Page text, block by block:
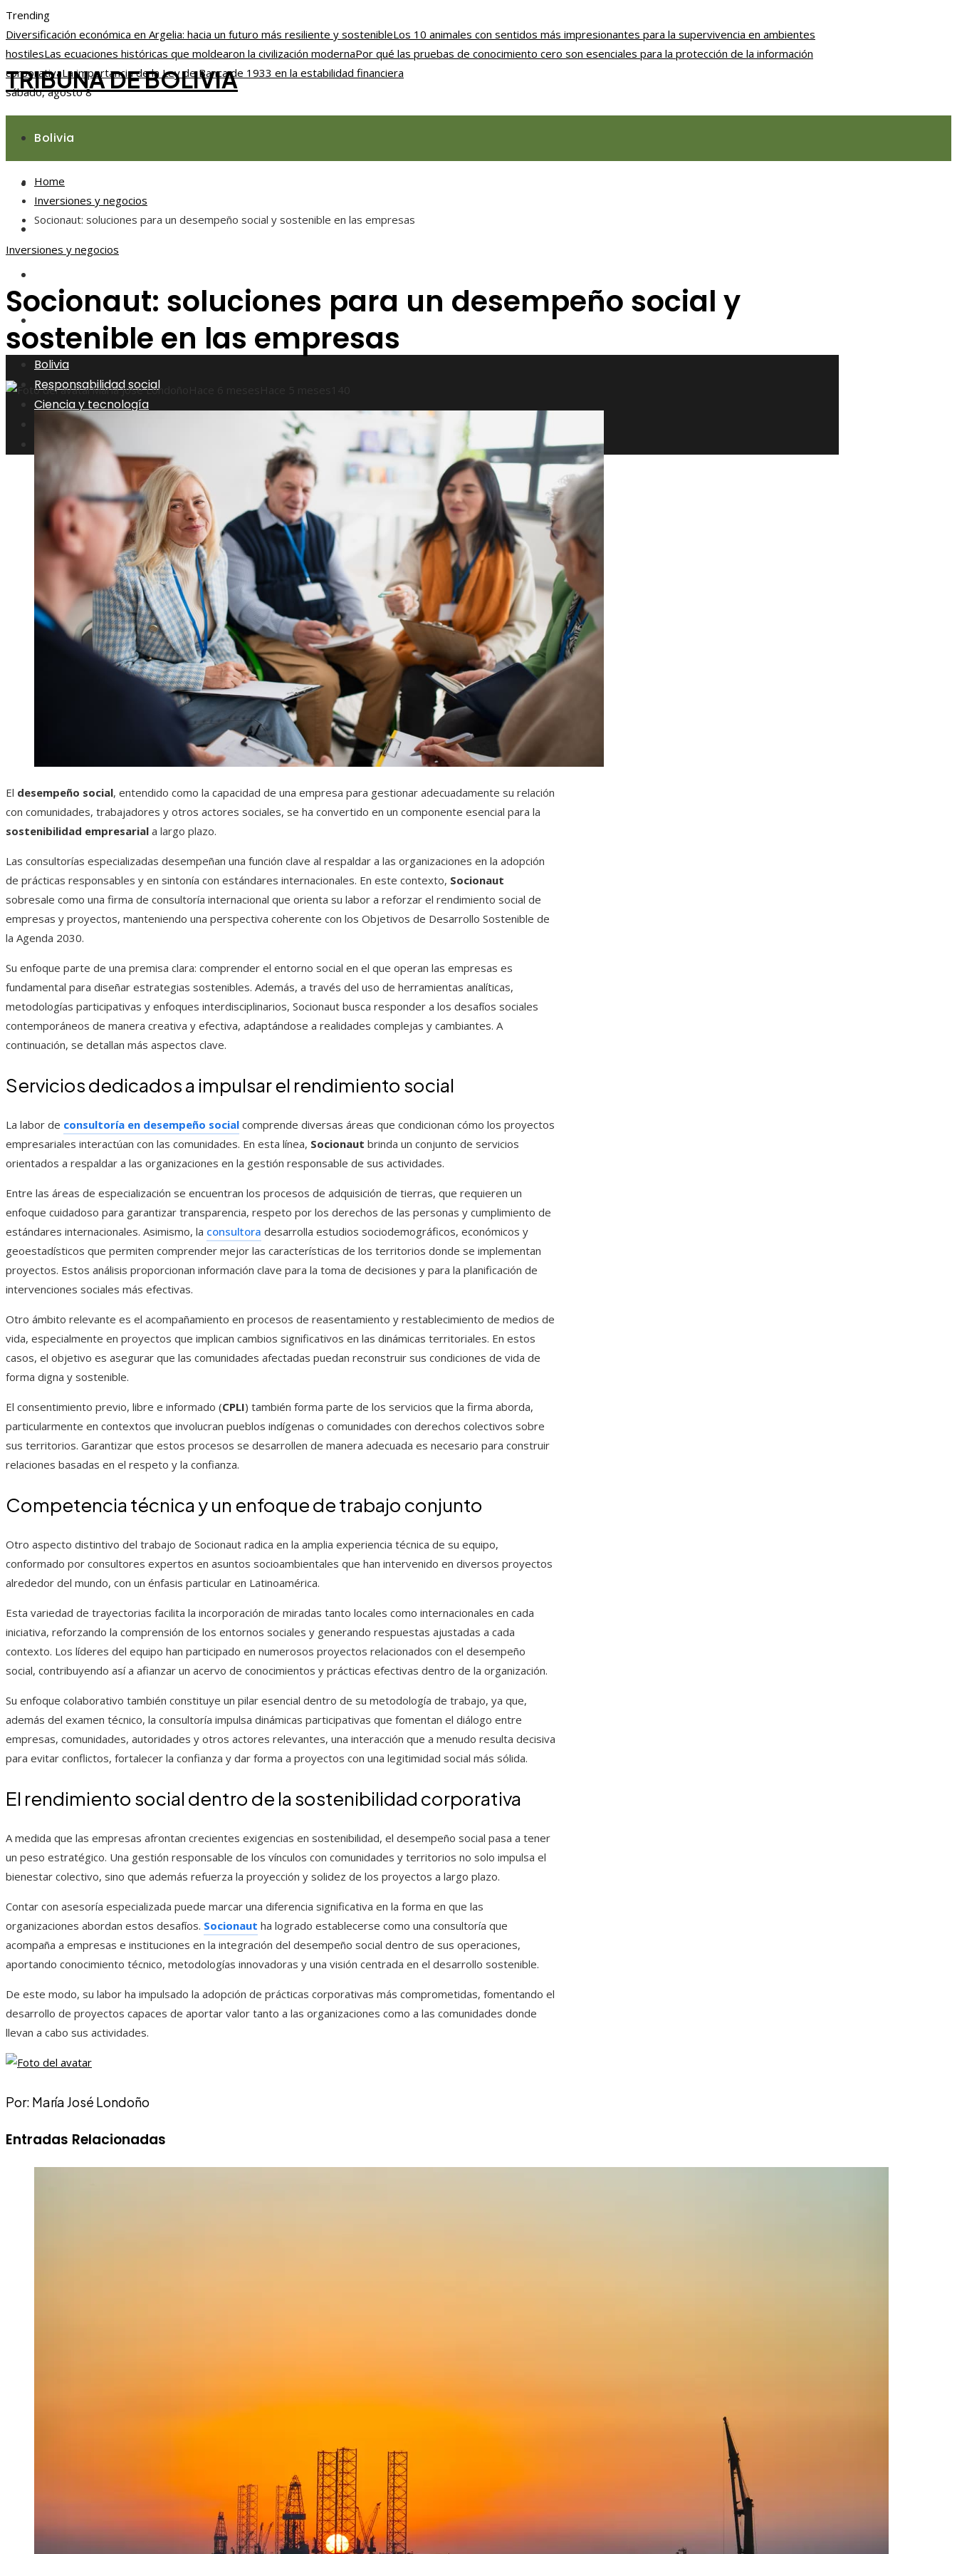
Trending
Diversificación económica en Argelia: hacia un futuro más resiliente y sostenibleLos 10 animales con sentidos más impresionantes para la supervivencia en ambientes
hostilesLas ecuaciones históricas que moldearon la civilización modernaPor qué las pruebas de conocimiento cero son esenciales para la protección de la información
corporativaLa importancia de la Ley de Banca de 1933 en la estabilidad financiera
sábado, agosto 8
TRIBUNA DE BOLIVIA
Bolivia
Responsabilidad social
Ciencia y tecnología
Bolivia
Responsabilidad social
Ciencia y tecnología
Cultura y ocio
Inversiones y negocios
Home
Inversiones y negocios
Socionaut: soluciones para un desempeño social y sostenible en las empresas
Inversiones y negocios
Socionaut: soluciones para un desempeño social y
sostenible en las empresas
María José Londoño Hace 6 meses Hace 5 meses
El desempeño social, entendido como la capacidad de una empresa para gestionar adecuadamente su relación
con comunidades, trabajadores y otros actores sociales, se ha convertido en un componente esencial para la
sostenibilidad empresarial a largo plazo.
Las consultorías especializadas desempeñan una función clave al respaldar a las organizaciones en la adopción
de prácticas responsables y en sintonía con estándares internacionales. En este contexto, Socionaut
sobresale como una firma de consultoría internacional que orienta su labor a reforzar el rendimiento social de
empresas y proyectos, manteniendo una perspectiva coherente con los Objetivos de Desarrollo Sostenible de
la Agenda 2030.
Su enfoque parte de una premisa clara: comprender el entorno social en el que operan las empresas es
fundamental para diseñar estrategias sostenibles. Además, a través del uso de herramientas analíticas,
metodologías participativas y enfoques interdisciplinarios, Socionaut busca responder a los desafíos sociales
contemporáneos de manera creativa y efectiva, adaptándose a realidades complejas y cambiantes. A
continuación, se detallan más aspectos clave.
Servicios dedicados a impulsar el rendimiento social
La labor de consultoría en desempeño social comprende diversas áreas que condicionan cómo los proyectos
empresariales interactúan con las comunidades. En esta línea, Socionaut brinda un conjunto de servicios
orientados a respaldar a las organizaciones en la gestión responsable de sus actividades.
Entre las áreas de especialización se encuentran los procesos de adquisición de tierras, que requieren un
enfoque cuidadoso para garantizar transparencia, respeto por los derechos de las personas y cumplimiento de
estándares internacionales. Asimismo, la consultora desarrolla estudios sociodemográficos, económicos y
geoestadísticos que permiten comprender mejor las características de los territorios donde se implementan
proyectos. Estos análisis proporcionan información clave para la toma de decisiones y para la planificación de
intervenciones sociales más efectivas.
Otro ámbito relevante es el acompañamiento en procesos de reasentamiento y restablecimiento de medios de
vida, especialmente en proyectos que implican cambios significativos en las dinámicas territoriales. En estos
casos, el objetivo es asegurar que las comunidades afectadas puedan reconstruir sus condiciones de vida de
forma digna y sostenible.
El consentimiento previo, libre e informado (CPLI) también forma parte de los servicios que la firma aborda,
particularmente en contextos que involucran pueblos indígenas o comunidades con derechos colectivos sobre
sus territorios. Garantizar que estos procesos se desarrollen de manera adecuada es necesario para construir
relaciones basadas en el respeto y la confianza.
Competencia técnica y un enfoque de trabajo conjunto
Otro aspecto distintivo del trabajo de Socionaut radica en la amplia experiencia técnica de su equipo,
conformado por consultores expertos en asuntos socioambientales que han intervenido en diversos proyectos
alrededor del mundo, con un énfasis particular en Latinoamérica.
Esta variedad de trayectorias facilita la incorporación de miradas tanto locales como internacionales en cada
iniciativa, reforzando la comprensión de los entornos sociales y generando respuestas ajustadas a cada
contexto. Los líderes del equipo han participado en numerosos proyectos relacionados con el desempeño
social, contribuyendo así a afianzar un acervo de conocimientos y prácticas efectivas dentro de la organización.
Su enfoque colaborativo también constituye un pilar esencial dentro de su metodología de trabajo, ya que,
además del examen técnico, la consultoría impulsa dinámicas participativas que fomentan el diálogo entre
empresas, comunidades, autoridades y otros actores relevantes, una interacción que a menudo resulta decisiva
para evitar conflictos, fortalecer la confianza y dar forma a proyectos con una legitimidad social más sólida.
El rendimiento social dentro de la sostenibilidad corporativa
A medida que las empresas afrontan crecientes exigencias en sostenibilidad, el desempeño social pasa a tener
un peso estratégico. Una gestión responsable de los vínculos con comunidades y territorios no solo impulsa el
bienestar colectivo, sino que además refuerza la proyección y solidez de los proyectos a largo plazo.
Contar con asesoría especializada puede marcar una diferencia significativa en la forma en que las
organizaciones abordan estos desafíos. Socionaut ha logrado establecerse como una consultoría que
acompaña a empresas e instituciones en la integración del desempeño social dentro de sus operaciones,
aportando conocimiento técnico, metodologías innovadoras y una visión centrada en el desarrollo sostenible.
De este modo, su labor ha impulsado la adopción de prácticas corporativas más comprometidas, fomentando el
desarrollo de proyectos capaces de aportar valor tanto a las organizaciones como a las comunidades donde
llevan a cabo sus actividades.
Por: María José Londoño
Entradas Relacionadas